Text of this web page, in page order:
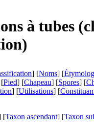
à tubes
] [Noms] [
Pied] [Chapeau] [Spores] [
] [Utilisations] [
[Taxon ascendant] [Taxon